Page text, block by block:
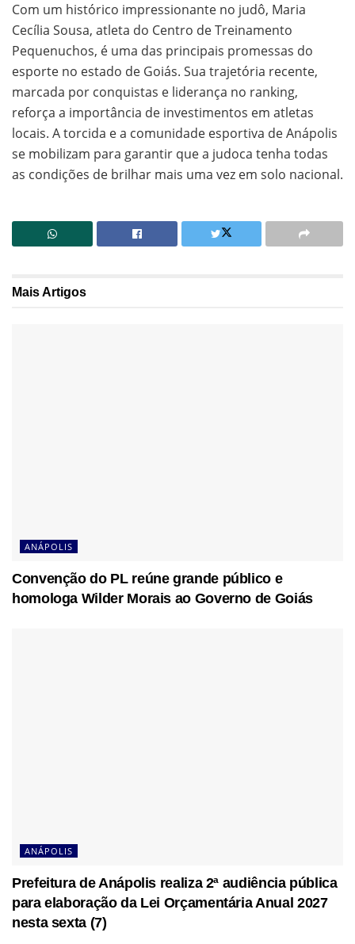
Com um histórico impressionante no judô, Maria
Cecília Sousa, atleta do Centro de Treinamento
Pequenuchos, é uma das principais promessas do
esporte no estado de Goiás. Sua trajetória recente,
marcada por conquistas e liderança no ranking,
reforça a importância de investimentos em atletas
locais. A torcida e a comunidade esportiva de Anápolis
se mobilizam para garantir que a judoca tenha todas
as condições de brilhar mais uma vez em solo nacional.
MaisArtigos
ANÁPOLIS
Convenção do PL reúne grande público e
homologa Wilder Morais ao Governo de Goiás
ANÁPOLIS
Prefeitura de Anápolis realiza 2ª audiência pública
para elaboração da Lei Orçamentária Anual 2027
nesta sexta (7)